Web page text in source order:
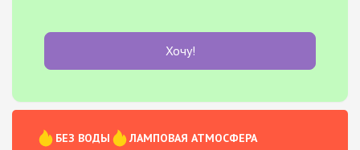
Хочу!
БЕЗ ВОДЫ
ЛАМПОВАЯ АТМОСФЕРА